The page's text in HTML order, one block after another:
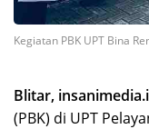
Kegiatan PBK UPT Bina
Blitar,
(PBK) di UPT